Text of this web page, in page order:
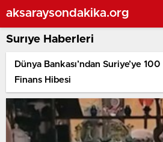
aksaraysondakika.org
Surıye Haberleri
Dünya Bankası’ndan Suriye’ye
Finans Hibesi